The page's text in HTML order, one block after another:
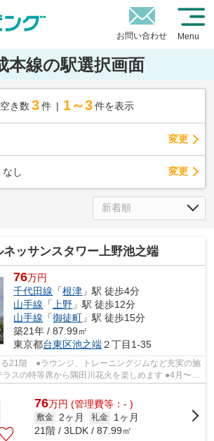
お問い合わせ Menu
本線の駅選択画面
空き数 3 件 1～3 件を表示
変更
なし 変更
ネッサンスタワー上野池之端
76万円
千代田線 「根津 」駅 徒歩4分
山手線 「 上野 」駅 徒歩12分
山手線 「御徒町 」駅 徒歩15分
築21年 / 87.99㎡
東京都台東区池之端２丁目1-35
21階 ●ラウンジ、トレーニングジムなど充実の施
スの特等席から隅田川花火を楽しめます ●4月〜10
使用可能（定...
76万円 (管理費等：- )
敷金 2ヶ月 礼金
1ヶ月
21階 / 3LDK / 87.99㎡